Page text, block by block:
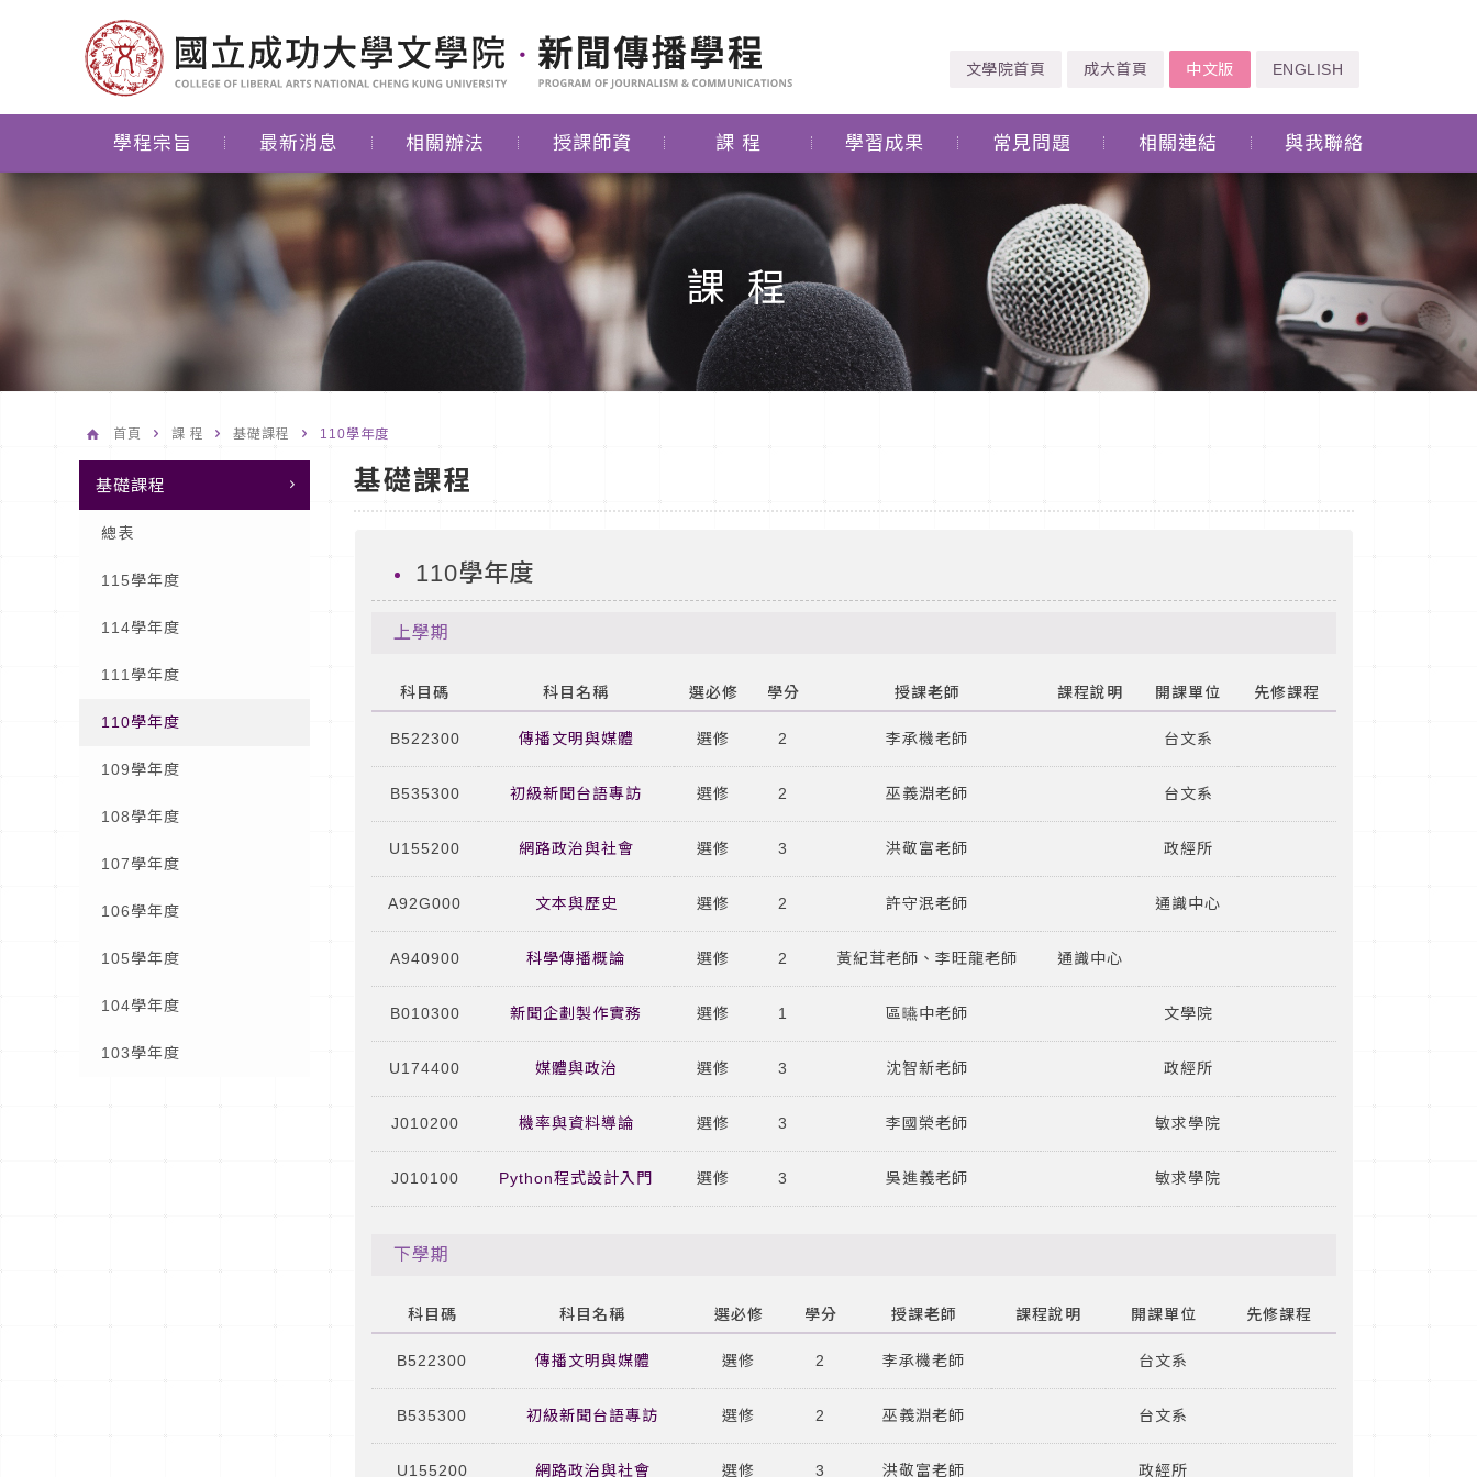
文學院首頁 成大首頁 中文版 ENGLISH
學程宗旨 最新消息 相關辦法 授課師資 課 程 學習成果 常見問題 相關連結 與我聯絡
課 程
首頁 課 程 基礎課程 110學年度
基礎課程
總表
115學年度
114學年度
111學年度
110學年度
109學年度
108學年度
107學年度
106學年度
105學年度
104學年度
103學年度
基礎課程
110學年度
上學期
科目碼 科目名稱 選必修 學分 授課老師 課程說明 開課單位 先修課程
B522300 傳播文明與媒體 選修 2 李承機老師 台文系
B535300 初級新聞台語專訪 選修 2 巫義淵老師 台文系
U155200 網路政治與社會 選修 3 洪敬富老師 政經所
A92G000 文本與歷史 選修 2 許守泯老師 通識中心
A940900 科學傳播概論 選修 2 黃紀茸老師、李旺龍老師 通識中心
B010300 新聞企劃製作實務 選修 1 區曣中老師 文學院
U174400 媒體與政治 選修 3 沈智新老師 政經所
J010200 機率與資料導論 選修 3 李國榮老師 敏求學院
J010100 Python程式設計入門 選修 3 吳進義老師 敏求學院
下學期
科目碼 科目名稱 選必修 學分 授課老師 課程說明 開課單位 先修課程
B522300 傳播文明與媒體 選修 2 李承機老師 台文系
B535300 初級新聞台語專訪 選修 2 巫義淵老師 台文系
U155200 網路政治與社會 選修 3 洪敬富老師 政經所